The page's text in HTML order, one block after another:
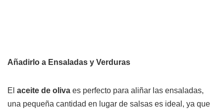
Añadirlo a Ensaladas y Verduras
El aceite de oliva es perfecto para aliñar las ensaladas,
una pequeña cantidad en lugar de salsas es ideal, ya que